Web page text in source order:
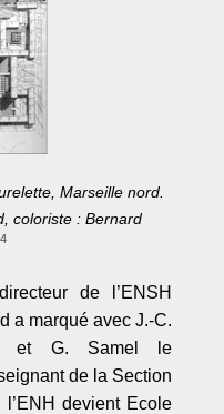
Marseille nord.
coloriste : Bernard
4
de l ’ENSH
a marqué avec J.-C.
et G. Samel le
de la Section
l’ENH devient Ecole